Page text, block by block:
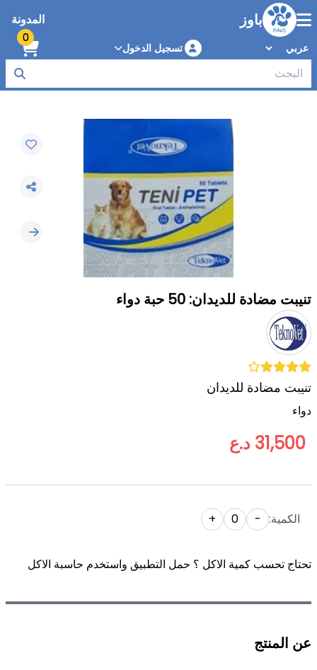
باوز المدونة
تسجيل الدخول
0
تنيبت مضادة للديدان: 50 حبة دواء
تنيبت مضادة للديدان
دواء
31,500 د.ع
الكمية: -
0
+
تحتاج تحسب كمية الاكل ؟ حمل التطبيق واستخدم حاسبة الاكل
عن المنتج